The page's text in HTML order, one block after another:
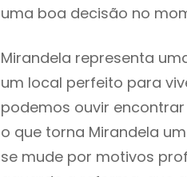
uma boa decisão no
Mirandela representa
um local perfeito para
podemos ouvir
o que torna Mirandela
se mude por motivos